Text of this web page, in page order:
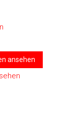
ansehen